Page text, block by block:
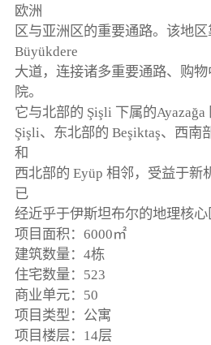
欧洲
区与亚洲区的重要通路。该地区
Büyükdere
大道，连接诸多重要通路、购
院。
它与北部的 Şişli 下属的
Şişli、东北部的 Beşiktaş、西南
和
西北部的 Eyüp 相邻，受益于新
已
经近乎于伊斯坦布尔的地理核心
项目面积：6000㎡
建筑数量：4栋
住宅数量：523
商业单元：50
项目类型：公寓
项目楼层：14层